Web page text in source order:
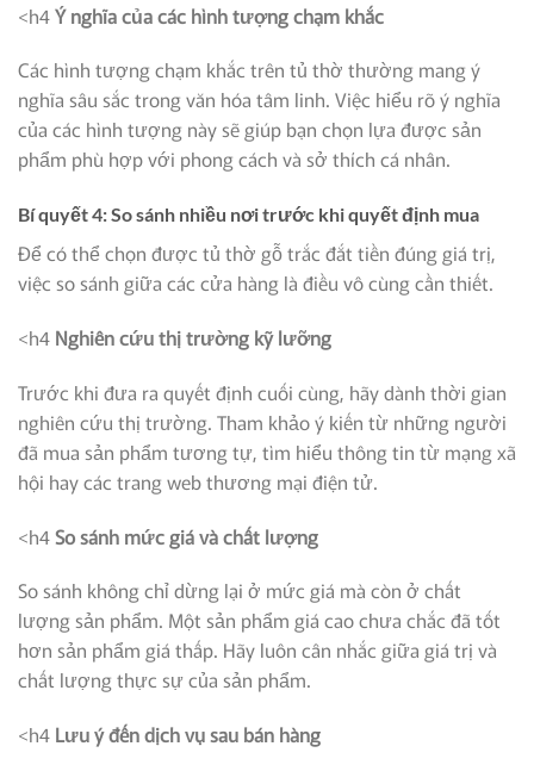
<h4Ý nghĩa của các hình tượng chạm khắc
Các hình tượng chạm khắc trên tủ thờ thường mang ý
nghĩa sâu sắc trong văn hóa tâm linh. Việc hiểu rõ ý nghĩa
của các hình tượng này sẽ giúp bạn chọn lựa được sản
phẩm phù hợp với phong cách và sở thích cá nhân.
Bí quyết 4: So sánh nhiều nơi trước khi quyết định mua
Để có thể chọn được tủ thờ gỗ trắc đắt tiền đúng giá trị,
việc so sánh giữa các cửa hàng là điều vô cùng cần thiết.
<h4 Nghiên cứu thị trường kỹ lưỡng
Trước khi đưa ra quyết định cuối cùng, hãy dành thời gian
nghiên cứu thị trường. Tham khảo ý kiến từ những người
đã mua sản phẩm tương tự, tìm hiểu thông tin từ mạng xã
hội hay các trang web thương mại điện tử.
<h4So sánh mức giá và chất lượng
So sánh không chỉ dừng lại ở mức giá mà còn ở chất
lượng sản phẩm. Một sản phẩm giá cao chưa chắc đã tốt
hơn sản phẩm giá thấp. Hãy luôn cân nhắc giữa giá trị và
chất lượng thực sự của sản phẩm.
<h4 Lưu ý đến dịch vụ sau bán hàng